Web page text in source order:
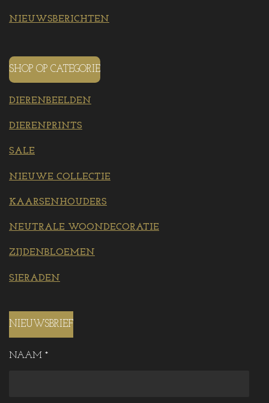
NIEUWSBERICHTEN
SHOP OP CATEGORIE
DIERENBEELDEN
DIERENPRINTS
SALE
NIEUWE COLLECTIE
KAARSENHOUDERS
NEUTRALE WOONDECORATIE
ZIJDENBLOEMEN
SIERADEN
NIEUWSBRIEF
NAAM *